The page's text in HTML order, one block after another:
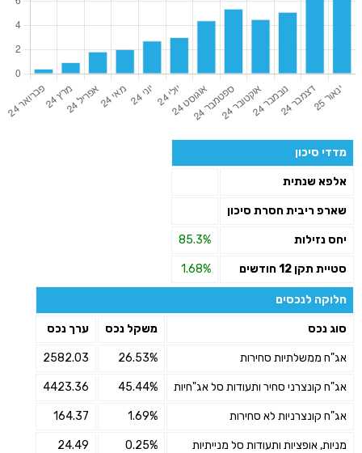
מדדי סיכון
אלפא שנתית
שארפ ריבית חסרת סיכון
יחס נזילות 85.3%
סטיית תקן 12 חודשים 1.68%
חלוקה לנכסים
סוג נכס משקל נכס ערך נכס
אג"ח ממשלתיות סחירות 26.53%
2582.03
אג"ח קונצרני סחיר ותעודות סל אג"חיות 45.44%
4423.36
אג"ח קונצרניות לא סחירות 1.69%
164.37
מניות, אופציות ותעודות סל מנייתיות 0.25%
24.49